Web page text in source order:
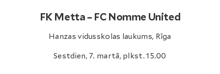
FK Metta – FC Nomme United
Hanzas vidusskolas laukums, Rīga
Sestdien, 7. martā, plkst. 15.00